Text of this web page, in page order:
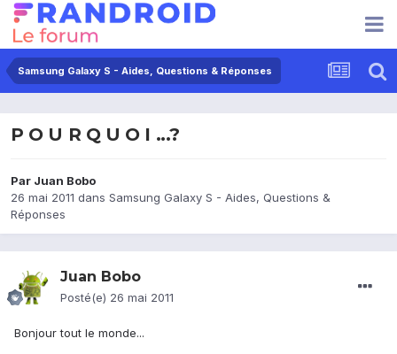
Samsung Galaxy S - Aides, Questions & Réponses
P O U R Q U O I ...?
Par Juan Bobo
26 mai 2011 dans Samsung Galaxy S - Aides, Questions &
Réponses
Juan Bobo
Posté(e) 26 mai 2011
Bonjour tout le monde...